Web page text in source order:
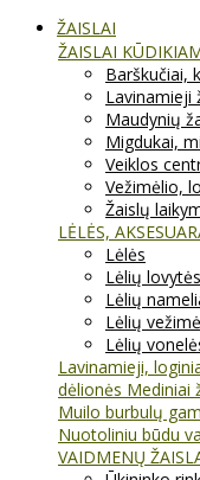
ŽAISLAI
ŽAISLAI
Barškučiai,
Lavinamieji
Maudynių
Migdukai,
Veiklos
Vežimėlio,
Žaislų
LĖLĖS,
Lėlės
Lėlių lovytės
Lėlių
Lėlių
Lėlių
Lavinamieji,
dėlionės Mediniai
Muilo burbulų
Nuotoliniu būdu
VAIDMENŲ